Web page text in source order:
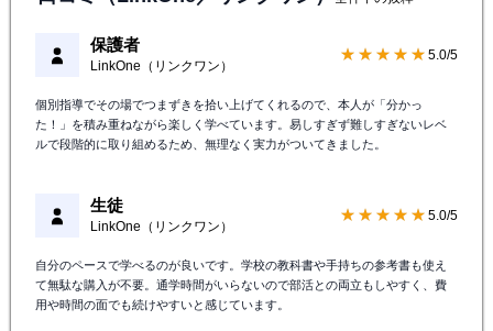
保護者
LinkOne（リンクワン）
★★★★★ 5.0/5
個別指導でその場でつまずきを拾い上げてくれるので、本人が「分かっ
た！」を積み重ねながら楽しく学べています。易しすぎず難しすぎないレベ
ルで段階的に取り組めるため、無理なく実力がついてきました。
生徒
LinkOne（リンクワン）
★★★★★ 5.0/5
自分のペースで学べるのが良いです。学校の教科書や手持ちの参考書も使え
て無駄な購入が不要。通学時間がいらないので部活との両立もしやすく、費
用や時間の面でも続けやすいと感じています。